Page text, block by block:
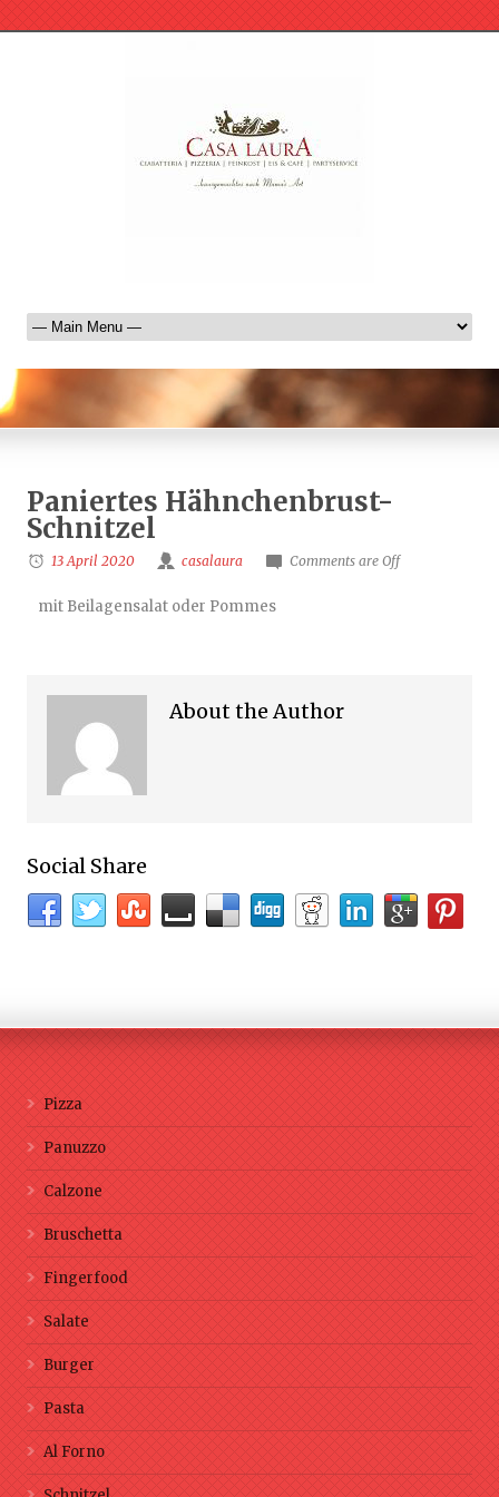
Paniertes Hähnchenbrust-
Schnitzel
13 April 2020 casalaura Comments are Off
mit Beilagensalat oder Pommes
About the Author
Social Share
Pizza
Panuzzo
Calzone
Bruschetta
Fingerfood
Salate
Burger
Pasta
Al Forno